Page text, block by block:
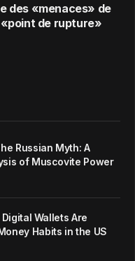
des «menaces» de
de rupture»
Russian Myth: A
of Muscovite Power
Wallets Are
Habits in the US